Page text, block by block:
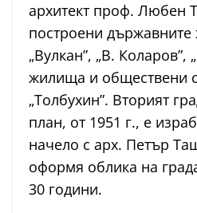
архитект проф. Любен
построени
„Вулкан”, „В. Коларов”,
жилища и обществени
„Толбухин”. Вторият
план, от 1951 г., е
начело с арх. Петър
оформя облика на
30 години.